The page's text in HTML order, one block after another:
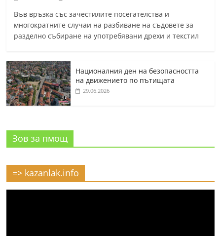
Във връзка със зачестилите посегателства и
многократните случаи на разбиване на съдовете за
разделно събиране на употребявани дрехи и текстил
Националния ден на безопасността
на движението по пътищата
29.06.2026
Зов за пмощ
=> kazanlak.info